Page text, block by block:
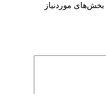
بخش‌های موردنیاز